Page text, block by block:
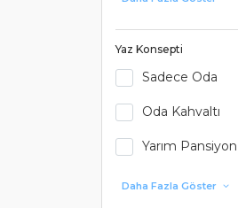
Yaz Konsepti
Sadece Oda
Oda Kahvaltı
Yarım Pansiyon
Daha Fazla Göster